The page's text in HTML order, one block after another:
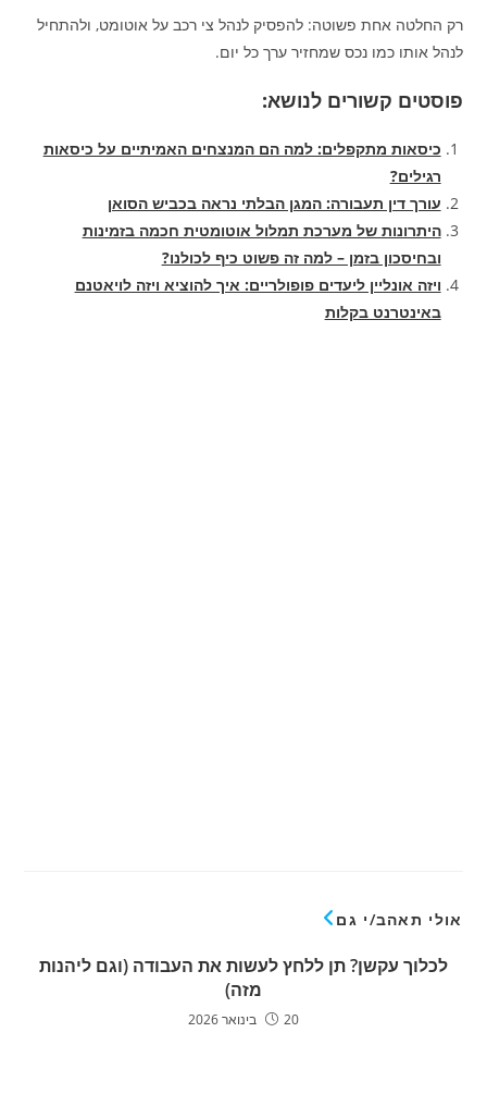
רק החלטה אחת פשוטה: להפסיק לנהל צי רכב על אוטומט, ולהתחיל
לנהל אותו כמו נכס שמחזיר ערך כל יום.
פוסטים קשורים לנושא:
כיסאות מתקפלים: למה הם המנצחים האמיתיים על כיסאות
רגילים?
עורך דין תעבורה: המגן הבלתי נראה בכביש הסואן
היתרונות של מערכת תמלול אוטומטית חכמה בזמינות
ובחיסכון בזמן – למה זה פשוט כיף לכולנו?
ויזה אונליין ליעדים פופולריים: איך להוציא ויזה לויאטנם
באינטרנט בקלות
אולי תאהב/י גם
לכלוך עקשן? תן ללחץ לעשות את העבודה (וגם ליהנות
מזה)
20 בינואר 2026